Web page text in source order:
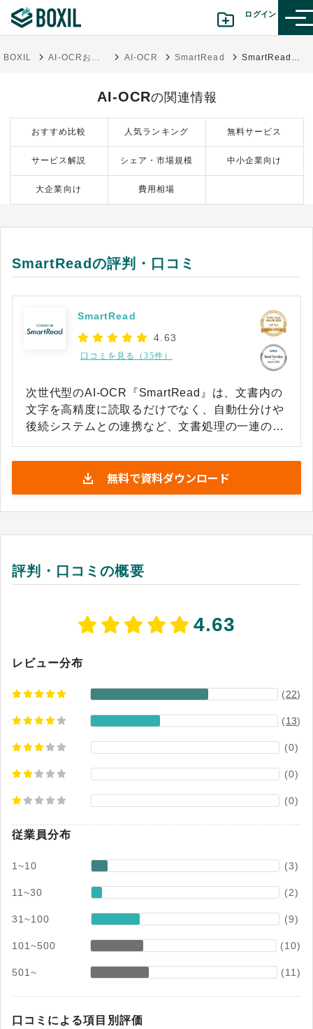
ログイン
診断から探す(β版)
記事から探す
BOXILの使い方ガイド
BOXIL AI-OCRおすすめ比較15選 わかりやすい選び方とOCRとの違い【2025年】 AI-OCR SmartRead SmartReadの評判・口コミ
AI-OCRの関連情報
おすすめ比較 人気ランキング 無料サービス
サービス解説 シェア・市場規模 中小企業向け
大企業向け 費用相場
SmartReadの評判・口コミ
SmartRead
4.63
口コミを見る（35件）
次世代型のAI-OCR『SmartRead』は、文書内の
文字を高精度に読取るだけでなく、自動仕分けや
後続システムとの連携など、文書処理の一連のプ
す。 ★SmartReadの特長★ ・99.2％(※)の高精
度で、定型・非定型の様々な文書を活字・手書き
文字を問わず読み取り ・初期費用＆月額システム
料不要で、利用料は月額3万円～ ※年払い ・AIを
償で提供（UiPath、WinActor、BizRobo!、
BluePrism） 500枚までお試しできる無償トライ
典：SmartRead公式HP（2025年10月17日閲覧）
無料で資料ダウンロード
評判・口コミの概要
4.63
レビュー分布
(22)
(13)
(0)
(0)
(0)
従業員分布
1~10 (3)
11~30 (2)
31~100 (9)
101~500 (10)
501~ (11)
口コミによる項目別評価